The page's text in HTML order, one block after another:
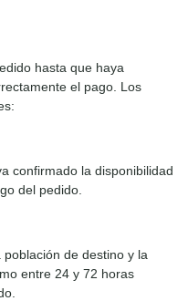
hasta que haya
el pago. Los
confirmado la disponibilidad
del pedido.
de destino y la
entre 24 y 72 horas